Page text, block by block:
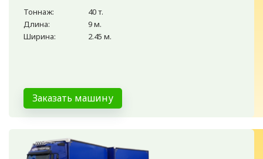
Тоннаж:
40 т.
Длина:
9 м.
Ширина:
2.45 м.
Заказать машину